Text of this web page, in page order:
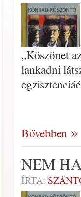
„Köszönet
lankadni
Bővebben
NEM
ÍRTA: